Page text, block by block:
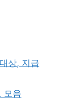
상, 지급
모음